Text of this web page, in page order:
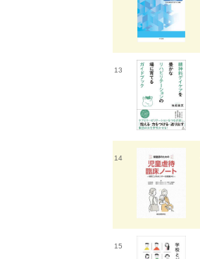
13
14
15